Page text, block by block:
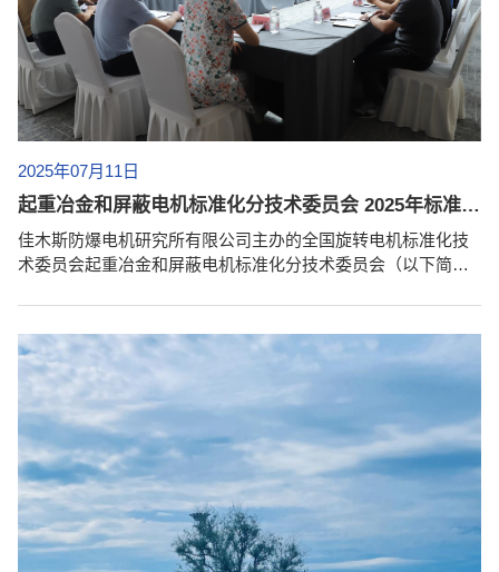
2025年07月11日
起重冶金和屏蔽电机标准化分技术委员会 2025年标准工作组会议顺利召开
佳木斯防爆电机研究所有限公司主办的全国旋转电机标准化技
术委员会起重冶金和屏蔽电机标准化分技术委员会（以下简称
员王立名、江西江特电机有限公司总工程师/标委会副主任委员
王卫平等领导及标准工作组成员共43人参加会议。会议由佳木
斯防爆电机研究所有限公司党支部副书记石长山主持。 佳木斯
防爆电机研究所有限公司总经理王立名致欢迎辞，...